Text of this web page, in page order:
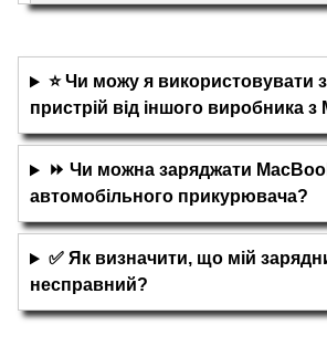
MacBook Air
⭐ Чи можу я використовувати
пристрій від іншого виробника з
⏩ Чи можна заряджати
автомобільного прикурювача?
✅ Як визначити, що мій
несправний?